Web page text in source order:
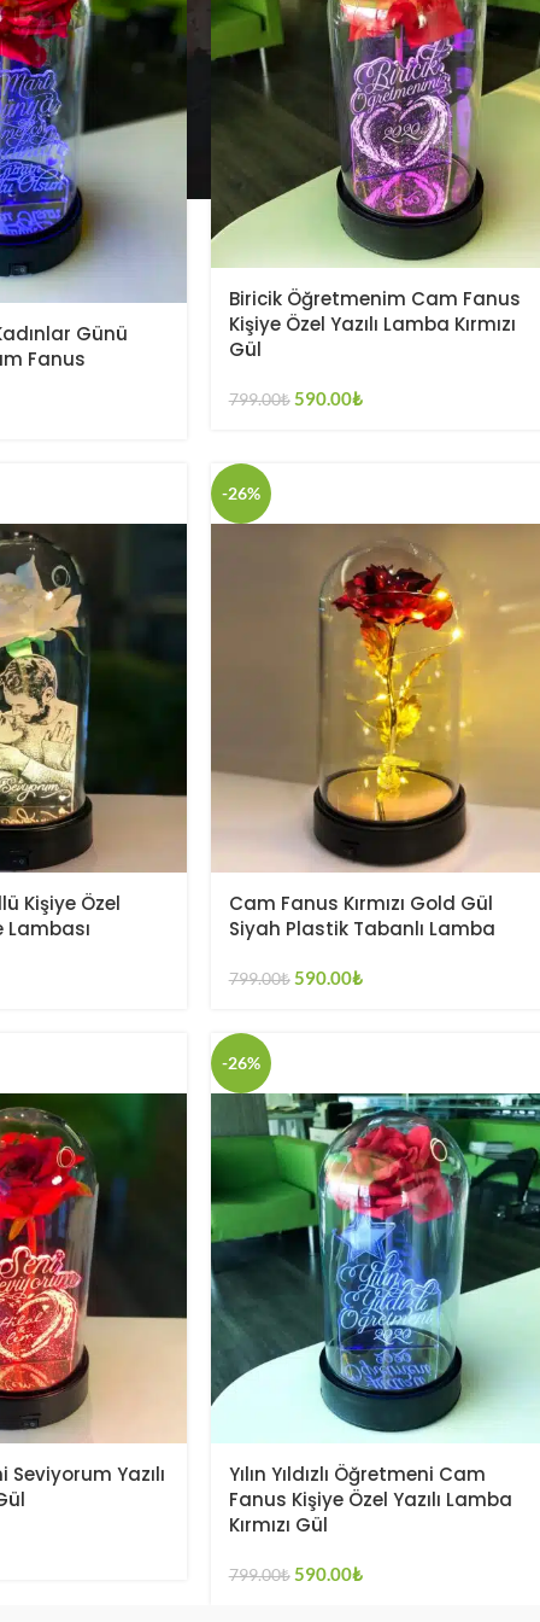
Günü
Fanus
Biricik Öğretmenim Cam Fanus
Kişiye Özel Yazılı Lamba Kırmızı
Gül
799.00₺ 590.00₺
Kişiye Özel
Lambası
-26%
Cam Fanus Kırmızı Gold Gül
Siyah Plastik Tabanlı Lamba
799.00₺ 590.00₺
Yazılı
-26%
Yılın Yıldızlı Öğretmeni Cam
Fanus Kişiye Özel Yazılı Lamba
Kırmızı Gül
799.00₺ 590.00₺